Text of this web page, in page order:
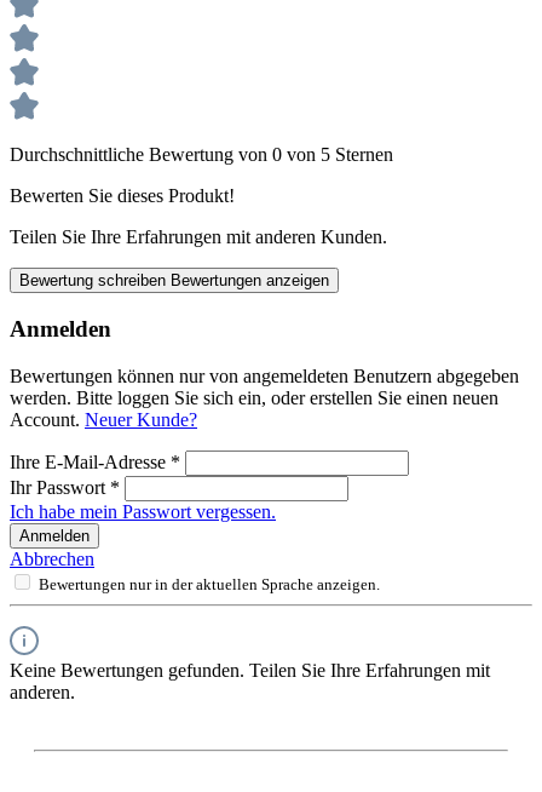
Durchschnittliche Bewertung von 0 von 5 Sternen
Bewerten Sie dieses Produkt!
Teilen Sie Ihre Erfahrungen mit anderen Kunden.
Bewertung schreiben Bewertungen anzeigen
Anmelden
Bewertungen können nur von angemeldeten Benutzern abgegeben
werden. Bitte loggen Sie sich ein, oder erstellen Sie einen neuen
Account. Neuer Kunde?
Ihre E-Mail-Adresse *
Ihr Passwort *
Ich habe mein Passwort vergessen.
Anmelden
Abbrechen
Bewertungen nur in der aktuellen Sprache anzeigen.
Keine Bewertungen gefunden. Teilen Sie Ihre Erfahrungen mit
anderen.